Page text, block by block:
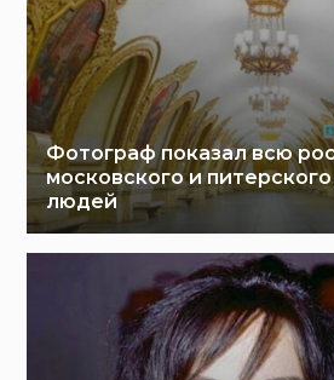
Фотограф показал всю
московского и
людей